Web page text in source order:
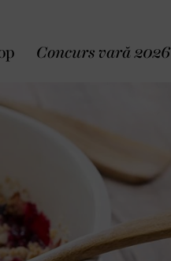
Concurs vară 2026